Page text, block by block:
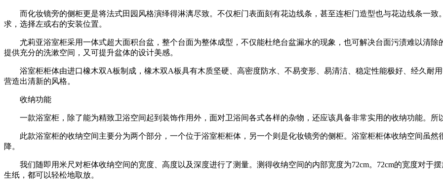
而化妆镜旁的侧柜更是将法式田园风格演绎得淋漓尽致。不仅柜门表面刻有花边线条，甚至连柜门造型也与花边线条一致
求，选择左或右的安装位置。
尤莉亚浴室柜采用一体式超大面积台盆，整个台面为整体成型，不仅能杜绝台盆漏水的现象，也可解决台面污渍难以清除
提供充分的洗漱空间，又可提升盆体的设计美感。
浴室柜柜体由进口橡木双A板制成，橡木双A板具有木质坚硬、高密度防水、不易变形、易清洁、稳定性能极好、经久耐
营造出清新的风格。
收纳功能
一款浴室柜，除了能为精致卫浴空间起到装饰作用外，面对卫浴间各式各样的杂物，还应该具备非常实用的收纳功能。所
此款浴室柜的收纳空间主要分为两个部分，一个位于浴室柜柜体，另一个则是化妆镜旁的侧柜。浴室柜柜体收纳空间虽然
降。
我们随即用米尺对柜体收纳空间的宽度、高度以及深度进行了测量。测得收纳空间的内部宽度为72cm。72cm的宽度对于
生纸，都可以轻松地取放。